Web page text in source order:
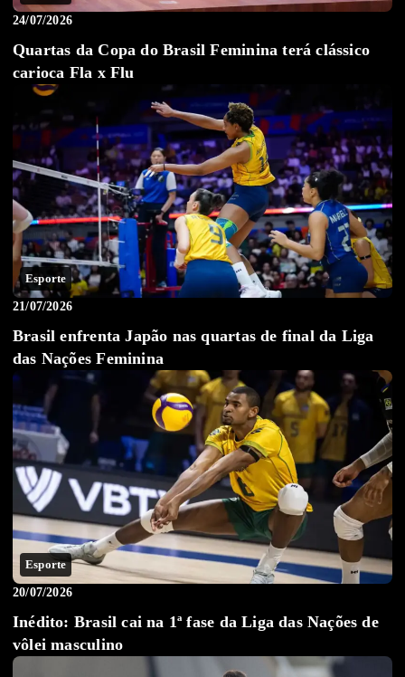
24/07/2026
Quartas da Copa do Brasil Feminina terá clássico
carioca Fla x Flu
Esporte
21/07/2026
Brasil enfrenta Japão nas quartas de final da Liga
das Nações Feminina
Esporte
20/07/2026
Inédito: Brasil cai na 1ª fase da Liga das Nações de
vôlei masculino